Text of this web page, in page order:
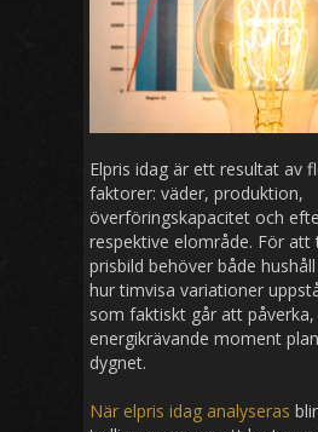
Elpris idag är ett resultat av
faktorer: väder, produktion,
överföringskapacitet och
respektive elområde. För att
prisbild behöver både
hur timvisa variationer
som faktiskt går att
energikrävande moment
dygnet.
När elpris idag analyseras